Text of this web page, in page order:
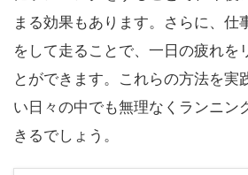
まる効果もあります。さらに、仕
をして走ることで、一日の疲れを
とができます。これらの方法を実
い日々の中でも無理なくランニン
きるでしょう。